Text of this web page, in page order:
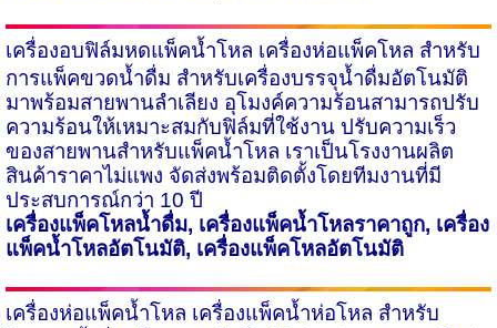
เครื่องอบฟิล์มหดแพ็คน้ำโหล เครื่องห่อแพ็คโหล สำหรับ
การแพ็คขวดน้ำดื่ม สำหรับเครื่องบรรจุน้ำดื่มอัตโนมัติ
มาพร้อมสายพานลำเลียง อุโมงค์ความร้อนสามารถปรับ
ความร้อนให้เหมาะสมกับฟิล์มที่ใช้งาน ปรับความเร็ว
ของสายพานสำหรับแพ็คน้ำโหล เราเป็นโรงงานผลิต
สินค้าราคาไม่แพง จัดส่งพร้อมติดตั้งโดยทีมงานที่มี
ประสบการณ์กว่า 10 ปี
เครื่องแพ็คโหลน้ำดื่ม, เครื่องแพ็คน้ำโหลราคาถูก, เครื่อง
แพ็คน้ำโหลอัตโนมัติ, เครื่องแพ็คโหลอัตโนมัติ
เครื่องห่อแพ็คน้ำโหล เครื่องแพ็คน้ำห่อโหล สำหรับ